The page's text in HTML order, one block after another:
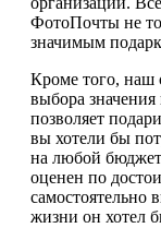
ФотоПочты не
значимым
Кроме того, наш
выбора значения
позволяет
вы хотели бы
на любой
оценен по
самостоятельно
жизни он хотел